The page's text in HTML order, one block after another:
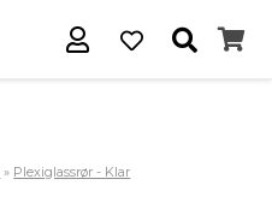
» Plexiglassrør - Klar